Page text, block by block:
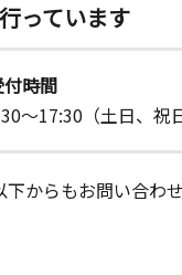
っています
時間
～17:30（土日、祝
からもお問い合わせ